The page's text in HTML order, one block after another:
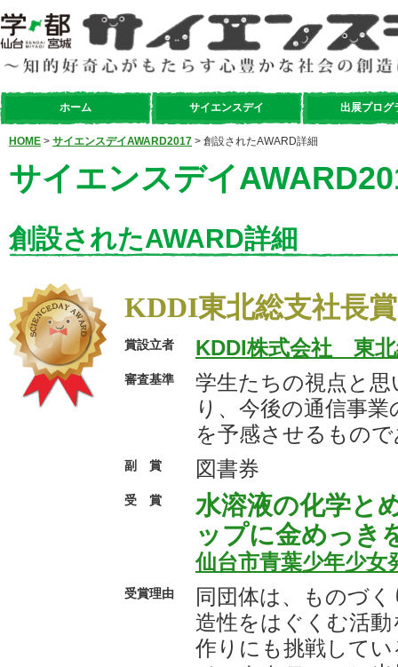
ホーム サイエンスデイ 出展プログ
HOME > サイエンスデイAWARD2017 > 創設されたAWARD詳細
サイエンスデイ
創設されたAWARD詳細
KDDI東北総支社長賞
賞設立者 KDDI株式会社 東
審査基準
学生たちの視点と
り、今後の通信事
を予感させるもの
副 賞 図書券
受 賞
水溶液の化学と
ップに金めっき
仙台市青葉少年少女
受賞理由
同団体は、ものづ
造性をはぐくむ活
作りにも挑戦して